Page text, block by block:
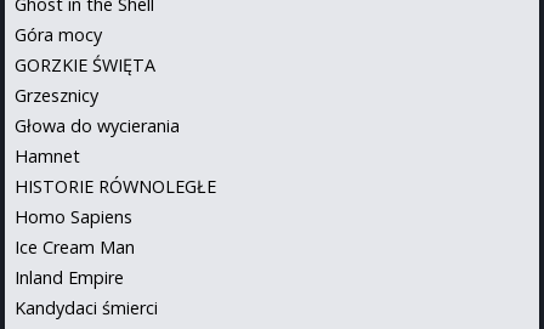
Góra mocy
GORZKIE ŚWIĘTA
Grzesznicy
Głowa do wycierania
Hamnet
HISTORIE RÓWNOLEGŁE
Homo Sapiens
Ice Cream Man
Inland Empire
Kandydaci śmierci